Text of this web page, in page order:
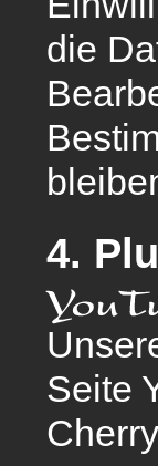
die
4.
Seite